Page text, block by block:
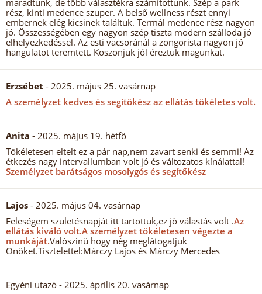
maradtunk, de több választékra számítottunk. Szép a park
rész, kinti medence szuper. A belső wellness részt ennyi
embernek elég kicsinek találtuk. Termál medence rész nagyon
jó. Összességében egy nagyon szép tiszta modern szálloda jó
elhelyezkedéssel. Az esti vacsoránál a zongorista nagyon jó
hangulatot teremtett. Köszönjük jól éreztük magunkat.
Erzsébet - 2025. május 25. vasárnap
A személyzet kedves és segítőkész az ellátás tökéletes volt.
Anita - 2025. május 19. hétfő
Tökéletesen eltelt ez a pár nap,nem zavart senki és semmi! Az
étkezés nagy intervallumban volt jó és változatos kínálattal!
Személyzet barátságos mosolygós és segítőkész
Lajos - 2025. május 04. vasárnap
Feleségem születésnapját itt tartottuk,ez jò válastás volt .Az
ellátás kiváló volt.A személyzet tökéletesen végezte a
munkáját.Valószinü hogy nég meglátogatjuk
Önöket.Tisztelettel:Márczy Lajos és Márczy Mercedes
Egyéni utazó - 2025. április 20. vasárnap